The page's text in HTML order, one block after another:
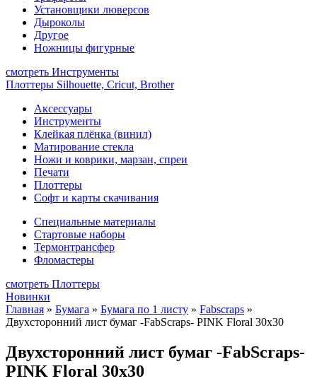
Установщики люверсов
Дыроколы
Другое
Ножницы фигурные
смотреть Инструменты
Плоттеры Silhouette, Cricut, Brother
Аксессуары
Инструменты
Клейкая плёнка (винил)
Матирование стекла
Ножи и коврики, марзан, спреи
Печати
Плоттеры
Софт и карты скачивания
Специальные материалы
Стартовые наборы
Термонтрансфер
Фломастеры
смотреть Плоттеры
Новинки
Главная » Бумага » Бумага по 1 листу » Fabscraps »
Двухсторонний лист бумаг -FabScraps- PINK Floral 30x30
Двухсторонний лист бумаг -FabScraps-
PINK Floral 30x30